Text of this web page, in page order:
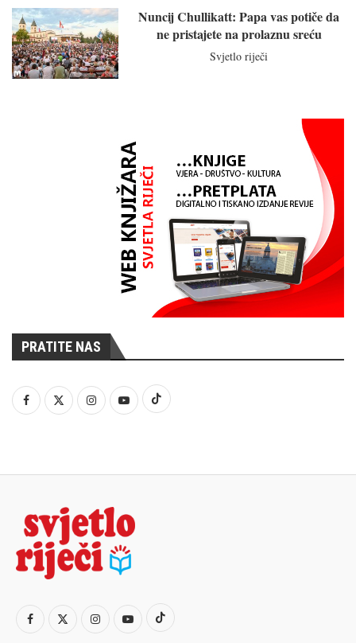
Nuncij Chullikatt: Papa vas potiče da
ne pristajete na prolaznu sreću
Svjetlo riječi
PRATITE NAS